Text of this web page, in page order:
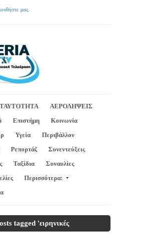
μας.
ΤΑΥΤΟΤΗΤΑ
ΑΕΡΟΛΗΨΕΙΣ
Επιστήμη
Κοινωνία
Υγεία
Περιβάλλον
Ρεπορτάζ
Συνεντεύξεις
Ταξίδια
Συναυλίες
Περισσότερα:
tagged 'ειρηνικές